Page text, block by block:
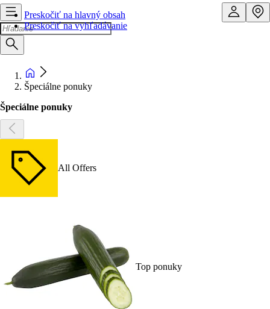
Preskočiť na hlavný obsah
Preskočiť na vyhľadávanie
Špeciálne ponuky
Špeciálne ponuky
All Offers
Top ponuky